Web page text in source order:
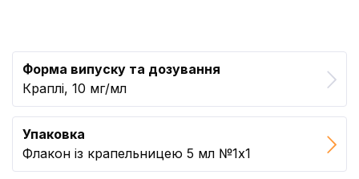
Форма випуску та дозування
Краплі, 10 мг/мл
Упаковка
Флакон із крапельницею 5 мл №1x1